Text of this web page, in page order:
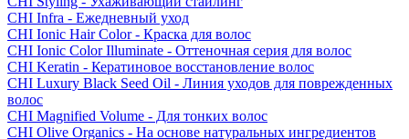
CHI Infra - Ежедневный уход
CHI Ionic Hair Color - Краска для волос
CHI Ionic Color Illuminate - Оттеночная серия для волос
CHI Keratin - Кератиновое восстановление волос
CHI Luxury Black Seed Oil - Линия уходов для поврежденных
волос
CHI Magnified Volume - Для тонких волос
CHI Olive Organics - На основе натуральных ингредиентов